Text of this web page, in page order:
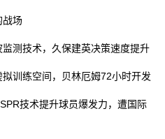
战场
测技术，久保建英决策速度提升
训练空间，贝林厄姆72小时开发
技术提升球员爆发力，遭国际